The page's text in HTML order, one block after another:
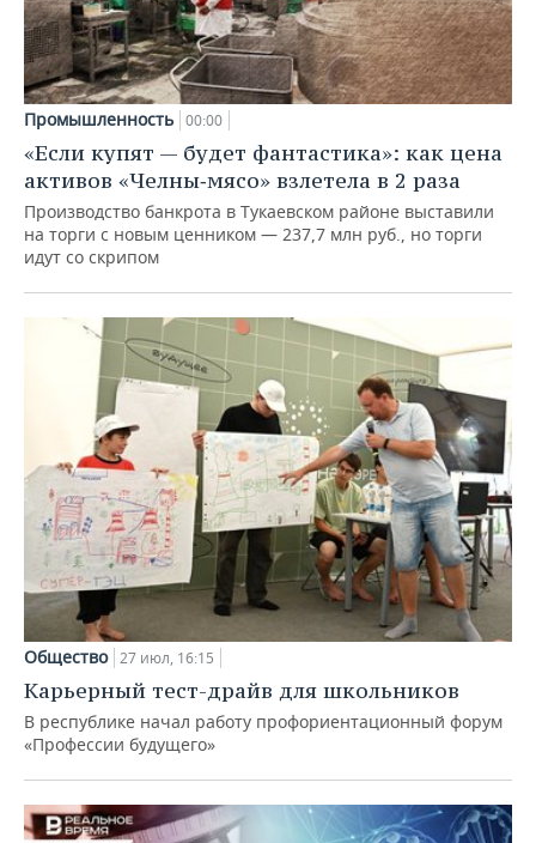
Промышленность 00:00
«Если купят — будет фантастика»: как цена
активов «Челны‑мясо» взлетела в 2 раза
Производство банкрота в Тукаевском районе выставили
на торги с новым ценником — 237,7 млн руб., но торги
идут со скрипом
Общество 27 июл, 16:15
Карьерный тест-драйв для школьников
В республике начал работу профориентационный форум
«Профессии будущего»